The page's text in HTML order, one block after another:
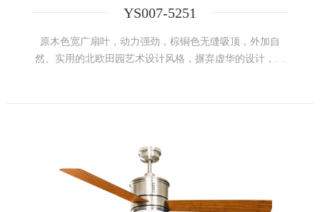
YS007-5251
原木色宽广扇叶，动力强劲，棕铜色无缝吸顶，外加自
然、实用的北欧田园艺术设计风格，摒弃虚华的设计，将